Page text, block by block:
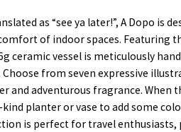
as “see ya later!”, A Dopo is
of indoor spaces. Featuring
ceramic vessel is meticulously
from seven expressive
and adventurous fragrance. When
planter or vase to add some
is perfect for travel